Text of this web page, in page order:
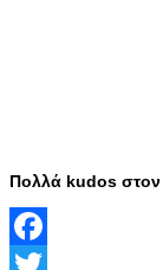
Πολλά kudos
Facebook